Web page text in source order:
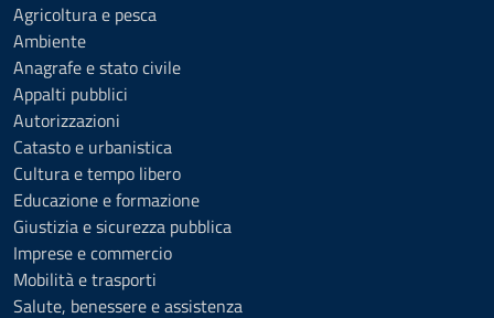
Agricoltura e pesca
Ambiente
Anagrafe e stato civile
Appalti pubblici
Autorizzazioni
Catasto e urbanistica
Cultura e tempo libero
Educazione e formazione
Giustizia e sicurezza pubblica
Imprese e commercio
Mobilità e trasporti
Salute, benessere e assistenza